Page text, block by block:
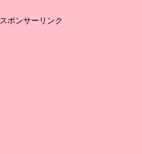
スポンサーリンク